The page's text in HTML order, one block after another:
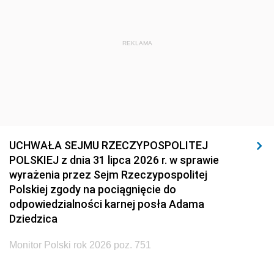
REKLAMA
UCHWAŁA SEJMU RZECZYPOSPOLITEJ
POLSKIEJ z dnia 31 lipca 2026 r. w sprawie
wyrażenia przez Sejm Rzeczypospolitej
Polskiej zgody na pociągnięcie do
odpowiedzialności karnej posła Adama
Dziedzica
Monitor Polski rok 2026 poz. 751